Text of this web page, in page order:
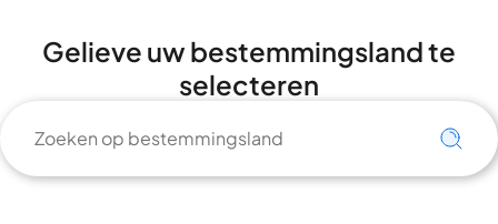
Gelieve uw bestemmingsland te
selecteren